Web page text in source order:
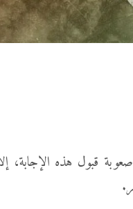
قبول هذه الإجابة،